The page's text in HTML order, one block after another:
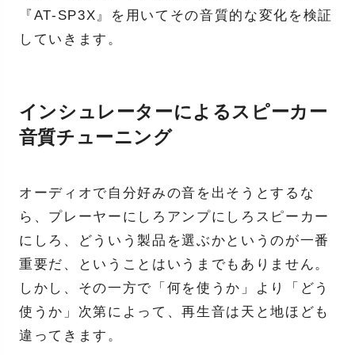
『AT-SP3X』を用いてその音質的な変化を検証
していきます。
インシュレーターによるスピーカー
音質チューニング
オーディオで自分好みの音を出そうとするな
ら、プレーヤーにしろアンプにしろスピーカー
にしろ、どういう製品を選ぶかというのが一番
重要だ、ということはいうまでもありません。
しかし、その一方で「何を使うか」より「どう
使うか」次第によって、再生音は天と地ほども
違ってきます。